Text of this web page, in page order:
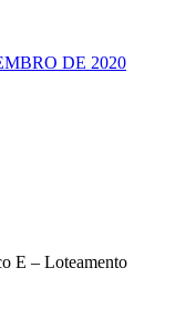
DE 2020
E – Loteamento